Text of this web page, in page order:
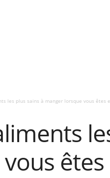
les plus sains à manger lorsque vous êtes